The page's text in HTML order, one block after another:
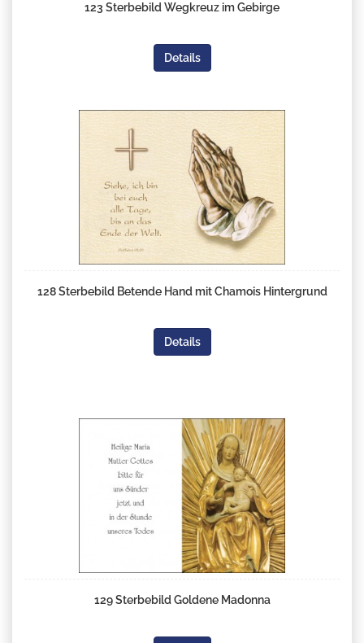
123 Sterbebild Wegkreuz im Gebirge
Details
128 Sterbebild Betende Hand mit Chamois Hintergrund
Details
129 Sterbebild Goldene Madonna